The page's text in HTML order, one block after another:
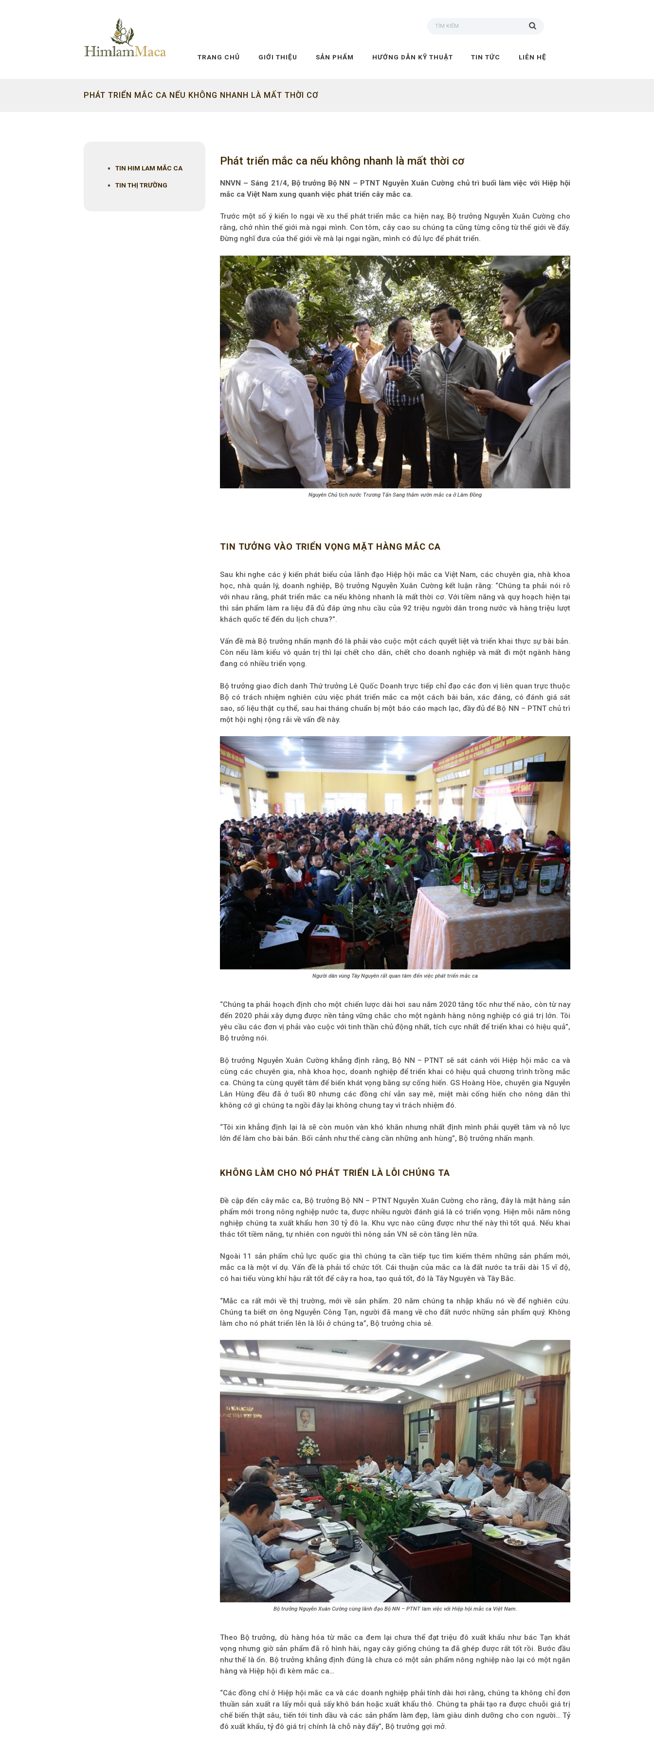
TRANG CHỦ GIỚI THIỆU SẢN PHẨM HƯỚNG DẪN KỸ THUẬT TIN TỨC LIÊN HỆ
PHÁT TRIỂN MẮC CA NẾU KHÔNG NHANH LÀ MẤT THỜI CƠ
Phát triển mắc ca nếu không nhanh là mất thời cơ
NNVN – Sáng 21/4, Bộ trưởng Bộ NN – PTNT Nguyễn Xuân Cường chủ trì buổi làm việc với Hiệp hội
mắc ca Việt Nam xung quanh việc phát triển cây mắc ca.
Trước một số ý kiến lo ngại về xu thế phát triển mắc ca hiện nay, Bộ trưởng Nguyễn Xuân Cường cho
rằng, chớ nhìn thế giới mà ngại mình. Con tôm, cây cao su chúng ta cũng từng cõng từ thế giới về đấy.
Đừng nghĩ đưa của thế giới về mà lại ngại ngần, mình có đủ lực để phát triển.
Nguyên Chủ tịch nước Trương Tấn Sang thăm vườn mắc ca ở Lâm Đồng
TIN TƯỞNG VÀO TRIỂN VỌNG MẶT HÀNG MẮC CA
Sau khi nghe các ý kiến phát biểu của lãnh đạo Hiệp hội mắc ca Việt Nam, các chuyên gia, nhà khoa
học, nhà quản lý, doanh nghiệp, Bộ trưởng Nguyễn Xuân Cường kết luận rằng: “Chúng ta phải nói rõ
với nhau rằng, phát triển mắc ca nếu không nhanh là mất thời cơ. Với tiềm năng và quy hoạch hiện tại
thì sản phẩm làm ra liệu đã đủ đáp ứng nhu cầu của 92 triệu người dân trong nước và hàng triệu lượt
khách quốc tế đến du lịch chưa?”.
Vấn đề mà Bộ trưởng nhấn mạnh đó là phải vào cuộc một cách quyết liệt và triển khai thực sự bài bản.
Còn nếu làm kiểu vô quản trị thì lại chết cho dân, chết cho doanh nghiệp và mất đi một ngành hàng
đang có nhiều triển vọng.
Bộ trưởng giao đích danh Thứ trưởng Lê Quốc Doanh trực tiếp chỉ đạo các đơn vị liên quan trực thuộc
Bộ có trách nhiệm nghiên cứu việc phát triển mắc ca một cách bài bản, xác đáng, có đánh giá sát
sao, số liệu thật cụ thể, sau hai tháng chuẩn bị một báo cáo mạch lạc, đầy đủ để Bộ NN – PTNT chủ trì
một hội nghị rộng rãi về vấn đề này.
Người dân vùng Tây Nguyên rất quan tâm đến việc phát triển mắc ca
“Chúng ta phải hoạch định cho một chiến lược dài hơi sau năm 2020 tăng tốc như thế nào, còn từ nay
đến 2020 phải xây dựng được nền tảng vững chắc cho một ngành hàng nông nghiệp có giá trị lớn. Tôi
yêu cầu các đơn vị phải vào cuộc với tinh thần chủ động nhất, tích cực nhất để triển khai có hiệu quả”,
Bộ trưởng nói.
Bộ trưởng Nguyễn Xuân Cường khẳng định rằng, Bộ NN – PTNT sẽ sát cánh với Hiệp hội mắc ca và
cùng các chuyên gia, nhà khoa học, doanh nghiệp để triển khai có hiệu quả chương trình trồng mắc
ca. Chúng ta cùng quyết tâm để biến khát vọng bằng sự cống hiến. GS Hoàng Hòe, chuyên gia Nguyễn
Lân Hùng đều đã ở tuổi 80 nhưng các đồng chí vẫn say mê, miệt mài cống hiến cho nông dân thì
không cớ gì chúng ta ngồi đây lại không chung tay vì trách nhiệm đó.
“Tôi xin khẳng định lại là sẽ còn muôn vàn khó khăn nhưng nhất định mình phải quyết tâm và nỗ lực
lớn để làm cho bài bản. Bối cảnh như thế càng cần những anh hùng”, Bộ trưởng nhấn mạnh.
KHÔNG LÀM CHO NÓ PHÁT TRIỂN LÀ LỖI CHÚNG TA
Đề cập đến cây mắc ca, Bộ trưởng Bộ NN – PTNT Nguyễn Xuân Cường cho rằng, đây là mặt hàng sản
phẩm mới trong nông nghiệp nước ta, được nhiều người đánh giá là có triển vọng. Hiện mỗi năm nông
nghiệp chúng ta xuất khẩu hơn 30 tỷ đô la. Khu vực nào cũng được như thế này thì tốt quá. Nếu khai
thác tốt tiềm năng, tự nhiên con người thì nông sản VN sẽ còn tăng lên nữa.
Ngoài 11 sản phẩm chủ lực quốc gia thì chúng ta cần tiếp tục tìm kiếm thêm những sản phẩm mới,
mắc ca là một ví dụ. Vấn đề là phải tổ chức tốt. Cái thuận của mắc ca là đất nước ta trãi dài 15 vĩ độ,
có hai tiểu vùng khí hậu rất tốt để cây ra hoa, tạo quả tốt, đó là Tây Nguyên và Tây Bắc.
“Mắc ca rất mới về thị trường, mới về sản phẩm. 20 năm chúng ta nhập khẩu nó về để nghiên cứu.
Chúng ta biết ơn ông Nguyễn Công Tạn, người đã mang về cho đất nước những sản phẩm quý. Không
làm cho nó phát triển lên là lỗi ở chúng ta”, Bộ trưởng chia sẻ.
Bộ trưởng Nguyễn Xuân Cường cùng lãnh đạo Bộ NN – PTNT làm việc với Hiệp hội mắc ca Việt Nam.
Theo Bộ trưởng, dù hàng hóa từ mắc ca đem lại chưa thể đạt triệu đô xuất khẩu như bác Tạn khát
vọng nhưng giờ sản phẩm đã rõ hình hài, ngay cây giống chúng ta đã ghép được rất tốt rồi. Bước đầu
như thế là ổn. Bộ trưởng khẳng định đúng là chưa có một sản phẩm nông nghiệp nào lại có một ngân
hàng và Hiệp hội đi kèm mắc ca…
“Các đồng chí ở Hiệp hội mắc ca và các doanh nghiệp phải tính dài hơi rằng, chúng ta không chỉ đơn
thuần sản xuất ra lấy mỗi quả sấy khô bán hoặc xuất khẩu thô. Chúng ta phải tạo ra được chuỗi giá trị
chế biến thật sâu, tiến tới tinh dầu và các sản phẩm làm đẹp, làm giàu dinh dưỡng cho con người… Tỷ
đô xuất khẩu, tỷ đô giá trị chính là chỗ này đấy”, Bộ trưởng gợi mở.
TIN HIM LAM MẮC CA
TIN THỊ TRƯỜNG